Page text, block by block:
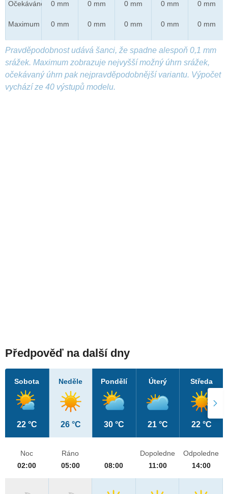
Očekáváno
Maximum
0 mm
0 mm
0 mm
0 mm
0 mm
0 mm
0 mm
0 mm
0 mm
0 mm
Pravděpodobnost udává šanci, že spadne alespoň 0,1 mm
srážek. Maximum zobrazuje nejvyšší možný úhrn srážek,
očekávaný úhrn pak nejpravděpodobnější variantu. Výpočet
vychází ze 40 výstupů modelu.
Předpověď na další dny
Sobota
22 °C
Neděle
26 °C
Pondělí
30 °C
Úterý
21 °C
Středa
22 °C
Noc
02:00
Ráno
05:00
08:00
Dopoledne
11:00
Odpoledne
14:00